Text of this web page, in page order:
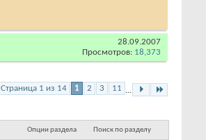
28.09.2007
Просмотров: 18,373
Страница 1 из 14 1 2 3 11 ...
Опции раздела Поиск по разделу